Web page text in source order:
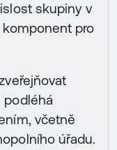
skupiny v
pro
podléhá
včetně
úřadu.